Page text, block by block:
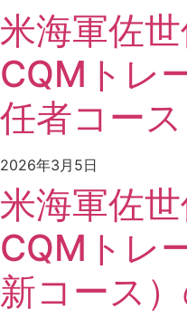
米海軍佐
CQMトレ
任者コー
2026年3月5日
米海軍佐
CQMトレ
新コース